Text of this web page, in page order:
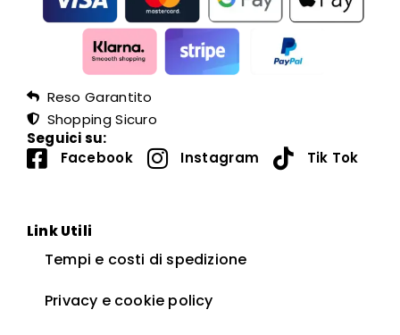
Reso Garantito
Shopping Sicuro
Seguici su:
Facebook
Instagram Tik Tok
Link Utili
Tempi e costi di spedizione
Privacy e cookie policy